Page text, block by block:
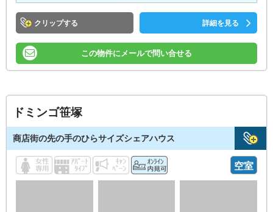
クリップ 詳細を見る
この物件にメールで問い合せる
ドミンゴ笹塚
商店街の先の手のひらサイズシェアハウス
空室